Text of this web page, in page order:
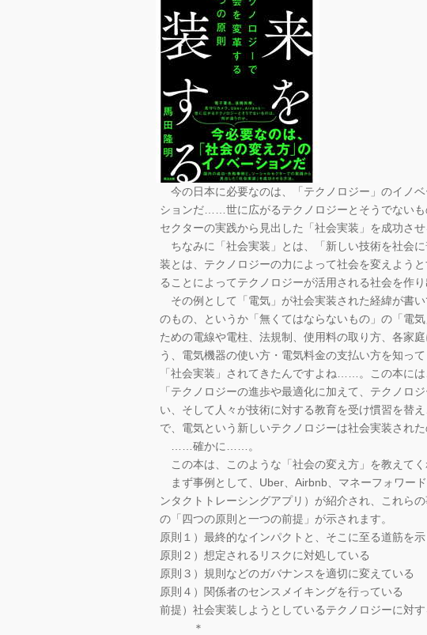
今の日本に必要なのは、「テクノロジー」のイノ
ションだ……世に広がるテクノロジーとそうでない
セクターの実践から見出した「社会実装」を成功さ
ちなみに「社会実装」とは、「新しい技術を社会
装とは、テクノロジーの力によって社会を変えよう
ることによってテクノロジーが活用される社会を作
その例として「電気」が社会実装された経緯が書
のもの、というか「無くてはならないもの」の「電
ための電線や電柱、法規制、使用料の取り方、各家
う、電気機器の使い方・電気料金の支払い方を知っ
「社会実装」されてきたんですよね……。この本には
「テクノロジーの進歩や最適化に加えて、テクノロ
い、そして人々が技術に対する教育を受け慣習を替
で、電気という新しいテクノロジーは社会実装された
……確かに……。
この本は、このような「社会の変え方」を教えてく
まず事例として、Uber、Airbnb、マネーフォワー
ンタクトトレーシングアプリ）が紹介され、これら
の「四つの原則と一つの前提」が示されます。
原則１）最終的なインパクトと、そこに至る道筋を
原則２）想定されるリスクに対処している
原則３）規則などのガバナンスを適切に変えている
原則４）関係者のセンスメイキングを行っている
前提）社会実装しようとしているテクノロジーに対
＊